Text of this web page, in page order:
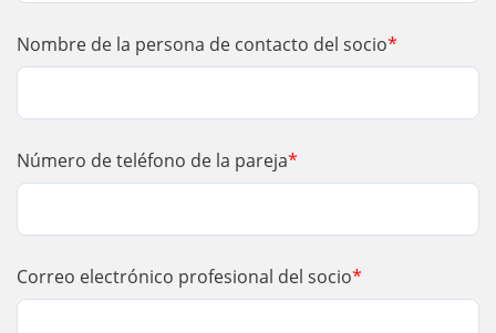
Nombre de la persona de contacto del socio*
Número de teléfono de la pareja*
Correo electrónico profesional del socio*